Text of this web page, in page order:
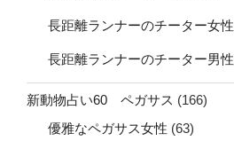
長距離ランナーのチーター女性
長距離ランナーのチーター男性
新動物占い60 ペガサス (166)
優雅なペガサス女性 (63)